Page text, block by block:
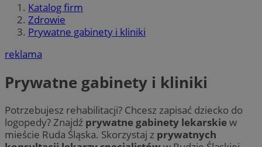
Katalog firm
Zdrowie
Prywatne gabinety i kliniki
reklama
Prywatne gabinety i kliniki
Potrzebujesz rehabilitacji? Chcesz zapisać dziecko do
logopedy? Znajdź prywatne gabinety lekarskiew
mieście Ruda Śląska. Skorzystaj z prywatnych